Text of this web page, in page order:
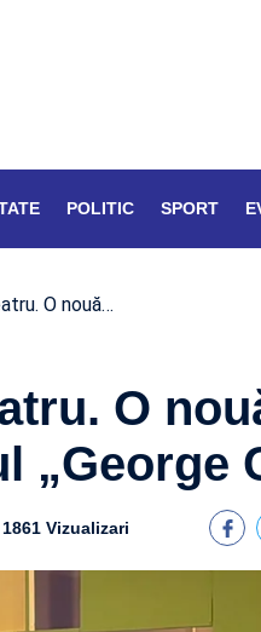
POLITIC SPORT
O nouă…
O
„George
1861 Vizualizari